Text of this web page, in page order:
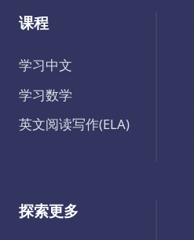
课程
学习中文
学习数学
英文阅读写作(ELA)
探索更多